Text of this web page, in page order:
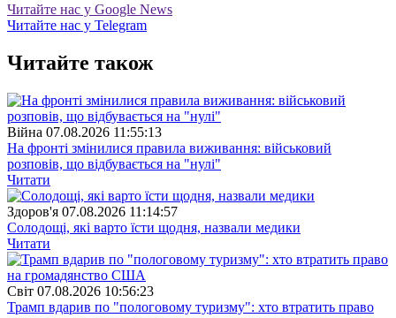
Читайте нас у Google News
Читайте нас у Telegram
Читайте також
Війна 07.08.2026 11:55:13
На фронті змінилися правила виживання: військовий
розповів, що відбувається на "нулі"
Читати
Здоров'я 07.08.2026 11:14:57
Солодощі, які варто їсти щодня, назвали медики
Читати
Свiт 07.08.2026 10:56:23
Трамп вдарив по "пологовому туризму": хто втратить право